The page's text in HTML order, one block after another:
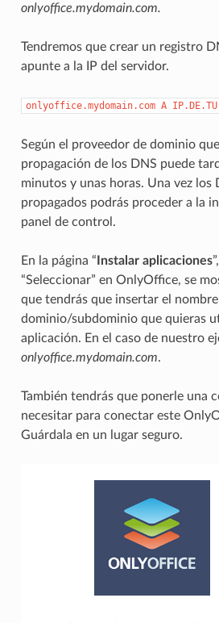
onlyoffice.mydomain.com.
Tendremos que crear un registro
apunte a la IP del servidor.
onlyoffice.mydomain.com A
Según el proveedor de dominio
propagación de los DNS puede
minutos y unas horas. Una vez los
propagados podrás proceder a la
panel de control.
En la página “ Instalar aplicaciones
“Seleccionar” en OnlyOffice, se
que tendrás que insertar el nombre
dominio/subdominio que quieras
aplicación. En el caso de nuestro
onlyoffice.mydomain.com.
También tendrás que ponerle una
necesitar para conectar este
Guárdala en un lugar seguro.